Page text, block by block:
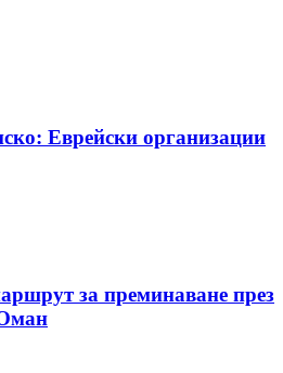
Eврейски организации
за преминаване през